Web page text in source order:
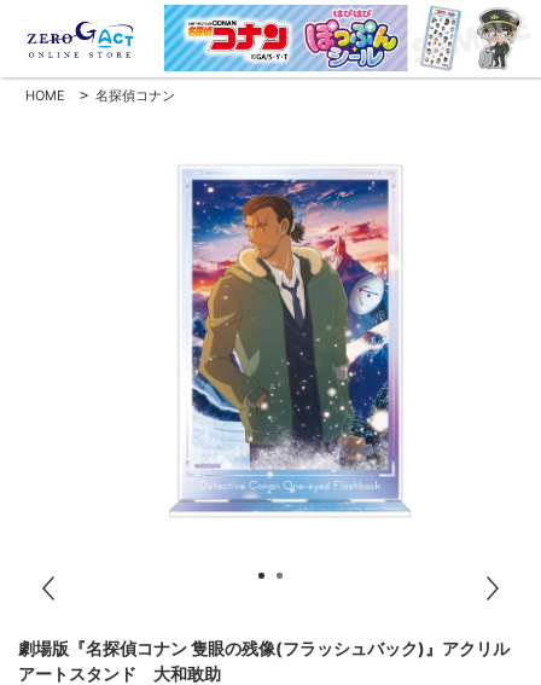
HOME > 名探偵コナン
劇場版『名探偵コナン 隻眼の残像(フラッシュバック)』アクリル
アートスタンド 大和敢助